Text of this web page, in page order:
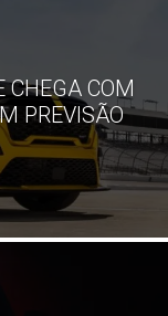
CHEGA COM
PREVISÃO